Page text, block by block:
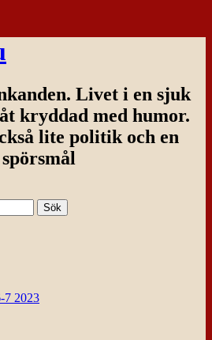
Livet i en sjuk
kryddad med humor.
lite politik och en
7 2023